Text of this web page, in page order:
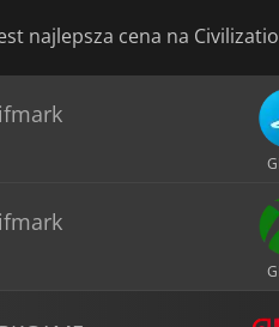
najlepsza cena na